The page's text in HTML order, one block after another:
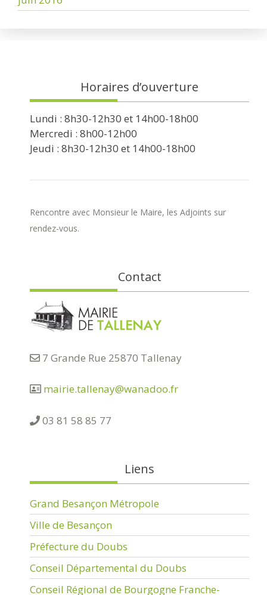
Horaires d’ouverture
Lundi : 8h30-12h30 et 14h00-18h00
Mercredi : 8h00-12h00
Jeudi : 8h30-12h30 et 14h00-18h00
Rencontre avec Monsieur le Maire, les Adjoints sur
rendez-vous.
Contact
7 Grande Rue 25870 Tallenay
mairie.tallenay@wanadoo.fr
03 81 58 85 77
Liens
Grand Besançon Métropole
Ville de Besançon
Préfecture du Doubs
Conseil Départemental du Doubs
Conseil Régional de Bourgogne Franche-